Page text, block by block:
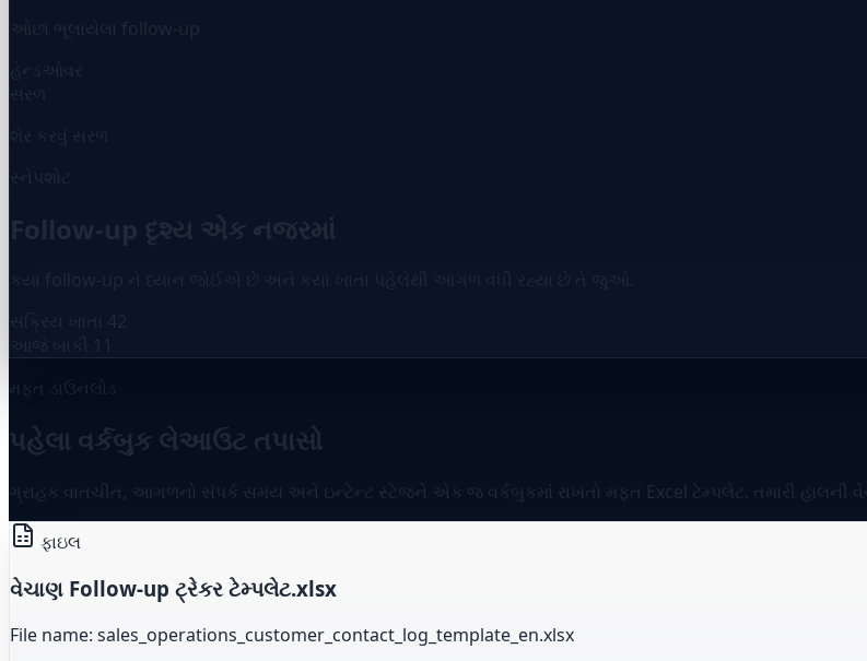
ઓછા ભૂલાયેલા follow-up
હેન્ડઓવર
સરળ
શેર કરવું સરળ
સ્નેપશોટ
મફત ડાઉનલોડ
પહેલા વર્કબુક લેઆઉટ તપાસો
ગ્રાહક વાતચીત, આગળનો સંપર્ક સમય અને ઇન્ટેન્ટ સ્ટેજને એક જ વર્કબુકમાં રાખતો મફત Excel ટેમ્પલેટ. તમારી હાલની
ફાઇલ
વેચાણ Follow-up ટ્રેકર ટેમ્પલેટ.xlsx
File name: sales_operations_customer_contact_log_template_en.xlsx